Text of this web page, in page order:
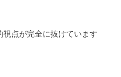
視点が完全に抜けています